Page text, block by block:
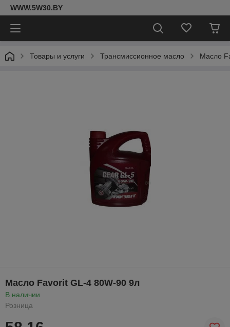
WWW.5W30.BY
Товары и услуги Трансмиссионное масло Масло
Масло Favorit GL-4 80W-90 9л
В наличии
Розница